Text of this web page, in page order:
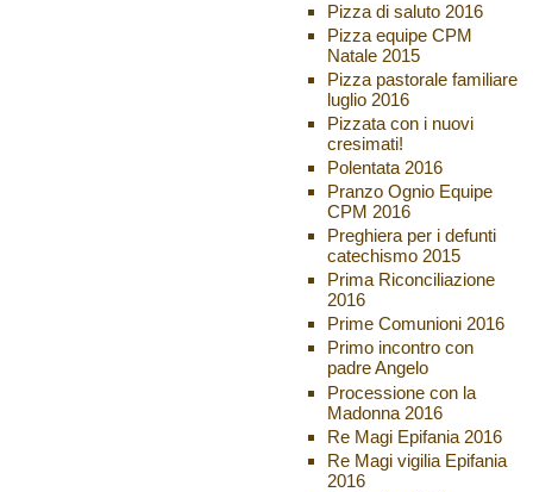
Pizza di saluto 2016
Pizza equipe CPM
Natale 2015
Pizza pastorale familiare
luglio 2016
Pizzata con i nuovi
cresimati!
Polentata 2016
Pranzo Ognio Equipe
CPM 2016
Preghiera per i defunti
catechismo 2015
Prima Riconciliazione
2016
Prime Comunioni 2016
Primo incontro con
padre Angelo
Processione con la
Madonna 2016
Re Magi Epifania 2016
Re Magi vigilia Epifania
2016